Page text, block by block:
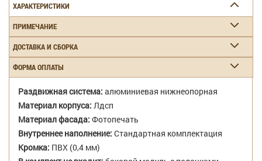
ХАРАКТЕРИСТИКИ
ПРИМЕЧАНИЕ
ДОСТАВКА И СБОРКА
ФОРМА ОПЛАТЫ
Раздвижная система: алюминиевая нижнеопорная
Материал корпуса: Лдсп
Материал фасада: Фотопечать
Внутреннее наполнение: Стандартная комплектация
Кромка: ПВХ (0,4 мм)